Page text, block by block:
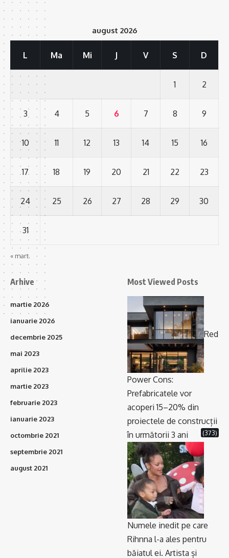
august 2026
L Ma Mi J V S D
1 2
3 4 5 6 7 8 9
10 11 12 13 14 15 16
17 18 19 20 21 22 23
24 25 26 27 28 29 30
31
« mart.
Arhive
martie 2026
ianuarie 2026
decembrie 2025
mai 2023
aprilie 2023
martie 2023
februarie 2023
ianuarie 2023
octombrie 2021
septembrie 2021
august 2021
Most Viewed Posts
Red
Power Cons:
Prefabricatele vor
acoperi 15–20% din
proiectele de construcții
în următorii 3 ani
(373)
Numele inedit pe care
Rihnna l-a ales pentru
băiatul ei. Artista și